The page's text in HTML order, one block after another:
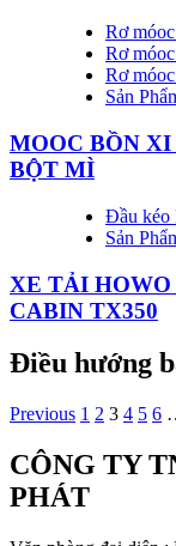
Rơ
Rơ
Rơ
Sản
MOOC BỒN
BỘT MÌ
Đầu kéo
Sản
XE TẢI
CABIN TX350
Điều hướng
Previous 1 2 3 4 5 6
CÔNG TY
PHÁT